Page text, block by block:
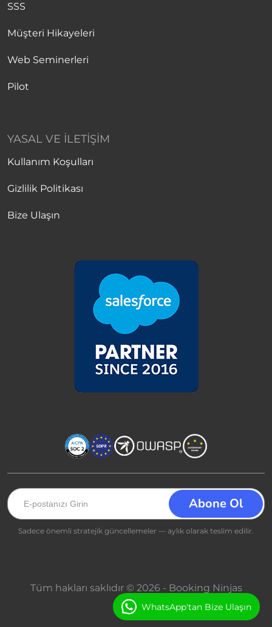
SSS
Müşteri Hikayeleri
Web Seminerleri
Pilot
YASAL VE İLETIŞIM
Kullanım Koşulları
Gizlilik Politikası
Bize Ulaşın
Sadece önemli stratejik güncellemeler — aylık olarak teslim edilir.
Tüm hakları saklıdır © 2026 - Booking Ninjas
WhatsApp'tan Bize Ulaşın